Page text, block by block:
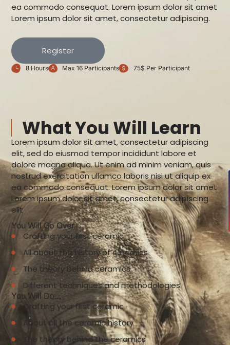
ea commodo consequat. Lorem ipsum dolor sit amet
Lorem ipsum dolor sit amet, consectetur adipiscing.
Register
8 Hours Max 16 Participants 75$ Per Participant
What You Will Learn
Lorem ipsum dolor sit amet, consectetur adipiscing
elit, sed do eiusmod tempor incididunt labore et
dolore magna aliqua. Ut enim ad minim veniam, quis
nostrud exercitation ullamco laboris nisi ut aliquip ex
ea commodo consequat. Lorem ipsum dolor sit amet
Lorem ipsum dolor sit amet, consectetur adipiscing
elit
You Will Go Over...
Crafting your first ceramic
All about the history of ceramics
The theory behind ceramics
Different techniques and methodologies
You Will Do...
Crafting your first ceramic
About all the ceramic history
The theory behind the ceramics